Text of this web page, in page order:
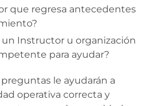
que regresa antecedentes
Instructor u organización
para ayudar?
le ayudarán a
operativa correcta y